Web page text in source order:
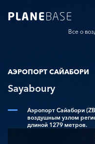
Все о
АЭРОПОРТ САЙАБОРИ
Sayaboury
Аэропорт Сайабори
воздушным узлом
длиной 1279 метров.